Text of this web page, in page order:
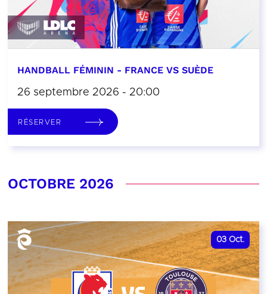
HANDBALL FÉMININ - FRANCE VS SUÈDE
26 septembre 2026 - 20:00
RÉSERVER
OCTOBRE 2026
03 Oct.